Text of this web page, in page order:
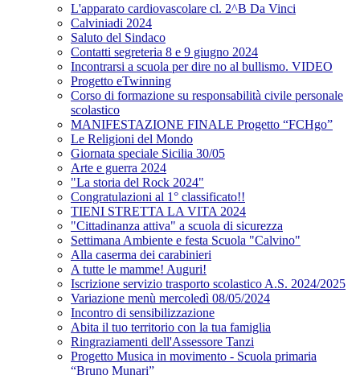
L'apparato cardiovascolare cl. 2^B Da Vinci
Calviniadi 2024
Saluto del Sindaco
Contatti segreteria 8 e 9 giugno 2024
Incontrarsi a scuola per dire no al bullismo. VIDEO
Progetto eTwinning
Corso di formazione su responsabilità civile personale
scolastico
MANIFESTAZIONE FINALE Progetto “FCHgo”
Le Religioni del Mondo
Giornata speciale Sicilia 30/05
Arte e guerra 2024
"La storia del Rock 2024"
Congratulazioni al 1° classificato!!
TIENI STRETTA LA VITA 2024
"Cittadinanza attiva" a scuola di sicurezza
Settimana Ambiente e festa Scuola "Calvino"
Alla caserma dei carabinieri
A tutte le mamme! Auguri!
Iscrizione servizio trasporto scolastico A.S. 2024/2025
Variazione menù mercoledì 08/05/2024
Incontro di sensibilizzazione
Abita il tuo territorio con la tua famiglia
Ringraziamenti dell'Assessore Tanzi
Progetto Musica in movimento - Scuola primaria
“Bruno Munari”